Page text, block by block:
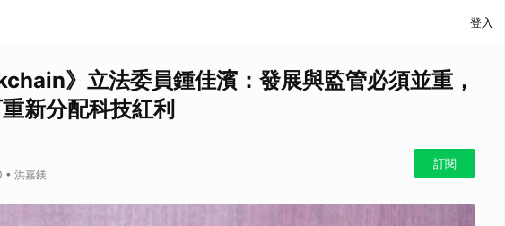
登入
》立法委員鍾佳濱：發展與監管必須並重，
新分配科技紅利
• 洪嘉鎂
訂閱